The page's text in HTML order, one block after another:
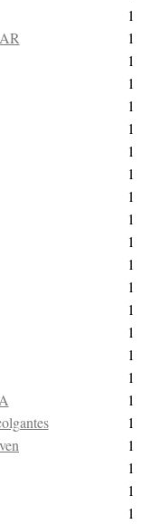
1
1
1
1
1
1
1
1
1
1
1
1
1
1
1
1
1
1
1
1
1
1
1